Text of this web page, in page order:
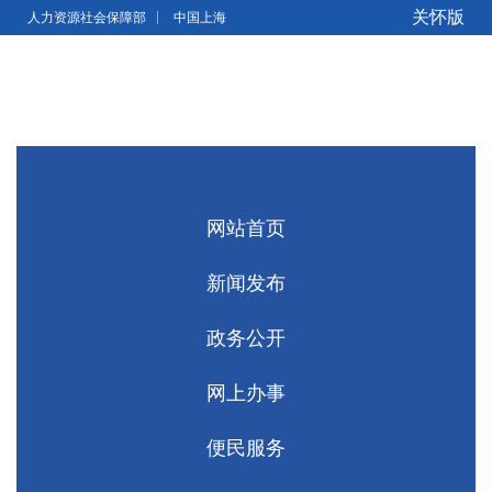
无障碍操作说明 跳转到网站导航区
人力资源社会保障部 中国上海 关怀版
网站首页
新闻发布
政务公开
网上办事
便民服务